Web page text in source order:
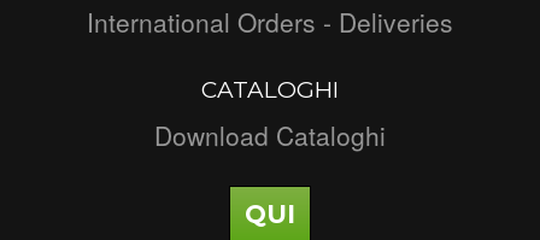
International Orders - Deliveries
CATALOGHI
Download Cataloghi
QUI